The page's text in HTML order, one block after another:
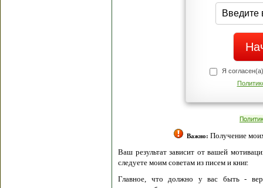
Я
Важно: Получение
Ваш результат зависит от вашей
следуете моим советам из писем и книг.
Главное, что должно у вас быть -